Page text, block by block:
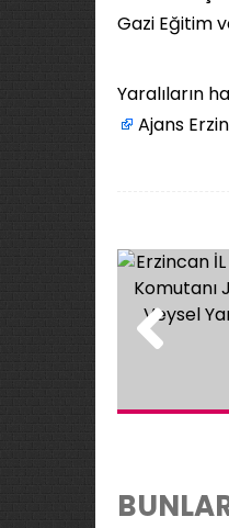
Gazi Eğitim
Yaralıların
Ajans